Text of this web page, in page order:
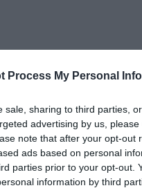
Process My Personal
sale, sharing to third parties,
advertising by us,
note that after your opt-out
ads based on personal
parties prior to your opt-out.
information by third